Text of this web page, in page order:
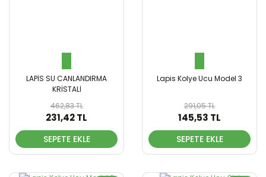
LAPİS SU CANLANDIRMA
KRİSTALİ
462,83 TL
231,42 TL
SEPETE EKLE
Lapis Kolye Ucu Model 3
291,05 TL
145,53 TL
SEPETE EKLE